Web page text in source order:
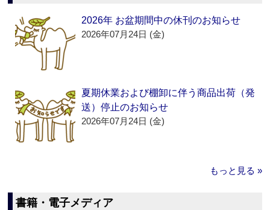
2026年 お盆期間中の休刊のお知らせ
2026年07月24日 (金)
夏期休業および棚卸に伴う商品出荷（発
送）停止のお知らせ
2026年07月24日 (金)
もっと見る »
書籍・電子メディア